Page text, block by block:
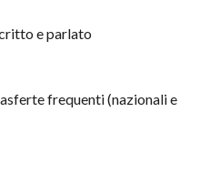
e parlato
frequenti (nazionali e